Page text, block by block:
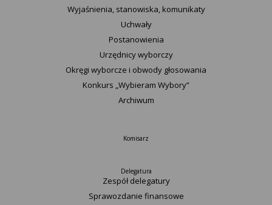
Wyjaśnienia, stanowiska, komunikaty
Uchwały
Postanowienia
Urzędnicy wyborczy
Okręgi wyborcze i obwody głosowania
Konkurs „Wybieram Wybory”
Archiwum
Komisarz
Delegatura
Zespół delegatury
Sprawozdanie finansowe